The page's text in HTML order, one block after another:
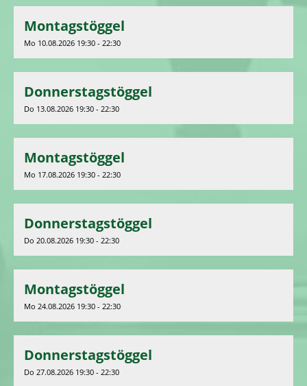
Montagstöggel
Mo 10.08.2026 19:30 - 22:30
Donnerstagstöggel
Do 13.08.2026 19:30 - 22:30
Montagstöggel
Mo 17.08.2026 19:30 - 22:30
Donnerstagstöggel
Do 20.08.2026 19:30 - 22:30
Montagstöggel
Mo 24.08.2026 19:30 - 22:30
Donnerstagstöggel
Do 27.08.2026 19:30 - 22:30